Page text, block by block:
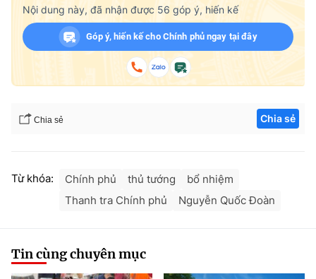
Nội dung này, đã nhận được 56 góp ý, hiến kế
Góp ý, hiến kế cho Chính phủ ngay tại đây
Chia sẻ Chia sẻ
Từ khóa: Chính phủ thủ tướng
bổ nhiệm
Thanh tra Chính phủ
Nguyễn Quốc Đoàn
Tin cùng chuyên mục